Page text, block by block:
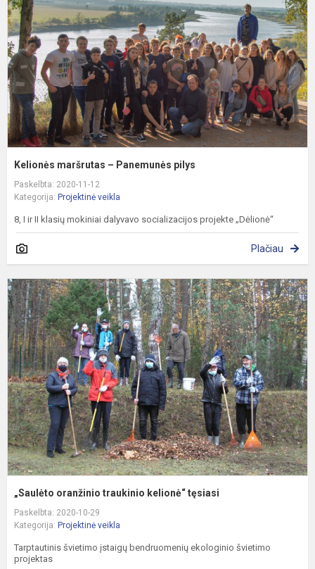
Kelionės maršrutas – Panemunės pilys
Paskelbta: 2020-11-12
Kategorija: Projektinė veikla
8, I ir II klasių mokiniai dalyvavo socializacijos projekte „Dėlionė“
Plačiau
„Saulėto oranžinio traukinio kelionė“ tęsiasi
Paskelbta: 2020-10-29
Kategorija: Projektinė veikla
Tarptautinis švietimo įstaigų bendruomenių ekologinio švietimo
projektas